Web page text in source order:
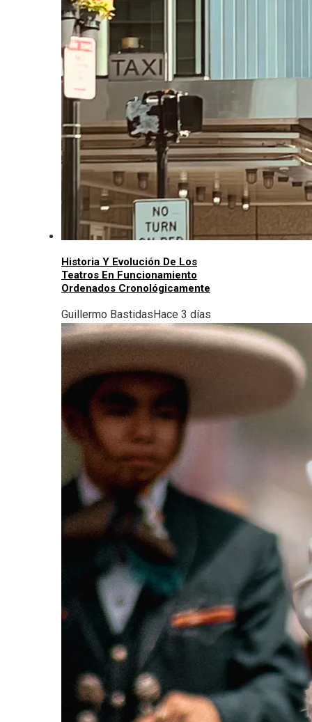
Historia Y Evolución De Los
Teatros En Funcionamiento
Ordenados Cronológicamente
Guillermo BastidasHace 3 días